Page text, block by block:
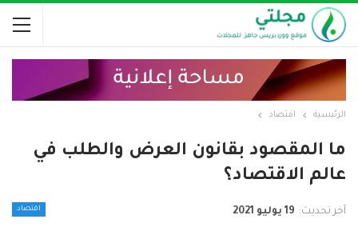
الرئيسية اقتصاد
ما المقصود بقانون العرض والطلب في
عالم الاقتصاد؟
اقتصاد آخر تحديث: 19 يوليو 2021